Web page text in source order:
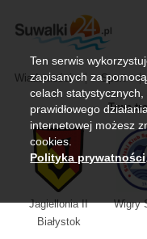
Wiadomości Sport
Trwa
Jagiellonia II
Białystok
Wigry
Ten serwis
zapisanych za
celach
prawidłowego
internetowej możesz
cookies.
Polityka prywatności.